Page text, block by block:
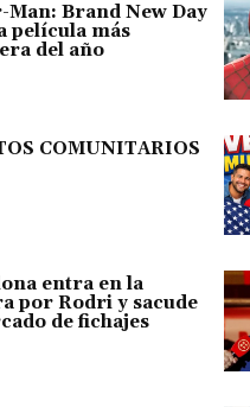
Man: Brand New Day
película más
del año
COMUNITARIOS
entra en la
por Rodri y sacude
de fichajes